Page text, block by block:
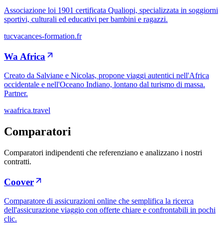
Associazione loi 1901 certificata Qualiopi, specializzata in soggiorni
sportivi, culturali ed educativi per bambini e ragazzi.
tucvacances-formation.fr
Wa Africa
Creato da Salviane e Nicolas, propone viaggi autentici nell'Africa
occidentale e nell'Oceano Indiano, lontano dal turismo di massa.
Partner.
waafrica.travel
Comparatori
Comparatori indipendenti che referenziano e analizzano i nostri
contratti.
Coover
Comparatore di assicurazioni online che semplifica la ricerca
dell'assicurazione viaggio con offerte chiare e confrontabili in pochi
clic.